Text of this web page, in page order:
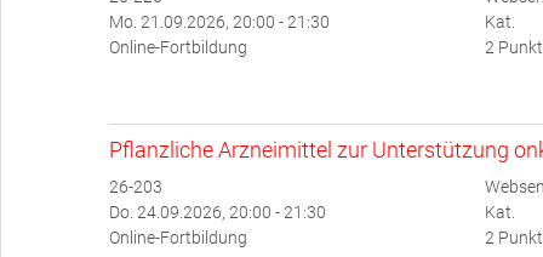
Mo. 21.09.2026, 20:00 - 21:30
Online-Fortbildung
Kat.
2
Pflanzliche Arzneimittel zur Unterstützung
26-203
Do. 24.09.2026, 20:00 - 21:30
Online-Fortbildung
Kat.
2